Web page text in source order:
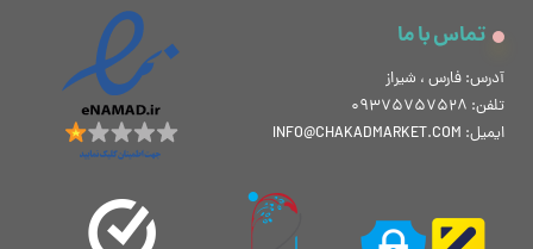
تماس با ما
آدرس: فارس ، شیراز
تلفن: 09375757528
ایمیل: INFO@CHAKADMARKET.COM